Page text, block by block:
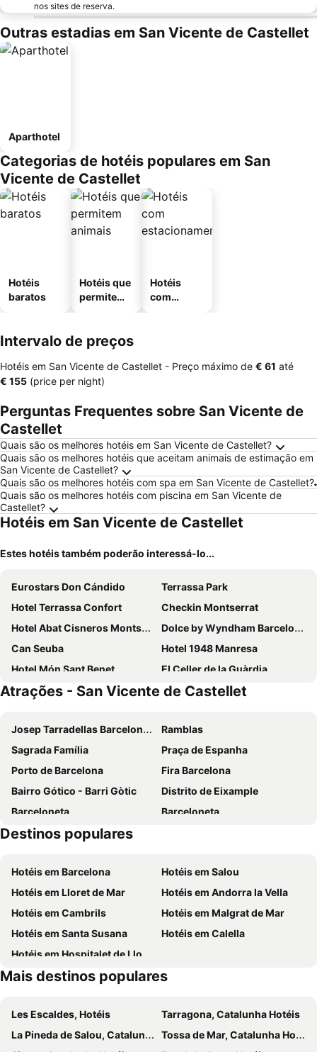
nos sites de reserva.
Outras estadias em San Vicente de Castellet
Aparthotel
Categorias de hotéis populares em San
Vicente de Castellet
Hotéis
baratos
Hotéis que
permitem
Hotéis
com
Intervalo de preços
Hotéis em San Vicente de Castellet - Preço máximo de ‎€ 61 até
‎€ 155 (price per night)
Perguntas Frequentes sobre San Vicente de
Castellet
Quais são os melhores hotéis em San Vicente de Castellet?
Quais são os melhores hotéis que aceitam animais de estimação em
San Vicente de Castellet?
Quais são os melhores hotéis com spa em San Vicente de Castellet?
Quais são os melhores hotéis com piscina em San Vicente de
Castellet?
Hotéis em San Vicente de Castellet
Estes hotéis também poderão interessá-lo...
Eurostars Don Cándido
Terrassa Park
Hotel Terrassa Confort
Checkin Montserrat
Hotel Abat Cisneros Montserrat
Dolce by Wyndham Barcelona Resort
Can Seuba
Hotel 1948 Manresa
Hotel Món Sant Benet
El Celler de la Guàrdia
Hotel Els Noguers
Hotelet Casa Padró
Hotel Bruc
Mas de la Sala
Hotel Petit Luxe
Atrações - San Vicente de Castellet
Josep Tarradellas Barcelona–El Prat Airport
Ramblas
Sagrada Família
Praça de Espanha
Porto de Barcelona
Fira Barcelona
Bairro Gótico - Barri Gòtic
Distrito de Eixample
Barceloneta
Barceloneta
Estádio Olímpico de Montjuïc
Praça Catalunha
Sagrada Família Metro Station
La Dreta de l'Eixample
Barcelona Sants Metro Station
Metrô de Barcelona
Plaza Catalunya
Cremallera de Montserrat
Manresa
La Plana de l'Om
Mosteiro de Monserrat
Monestir de Sant Benet
Panamá Canal
Sant Gervasi - Galvany
Parque do Forum
Torre Baró-Vallbona Metro Station
Destinos populares
Hotéis em Barcelona
Hotéis em Salou
Hotéis em Lloret de Mar
Hotéis em Andorra la Vella
Hotéis em Cambrils
Hotéis em Malgrat de Mar
Hotéis em Santa Susana
Hotéis em Calella
Hotéis em Hospitalet de Llobregat
Mais destinos populares
Les Escaldes, Hotéis
Tarragona, Catalunha Hotéis
La Pineda de Salou, Catalunha Hotéis
Tossa de Mar, Catalunha Hotéis